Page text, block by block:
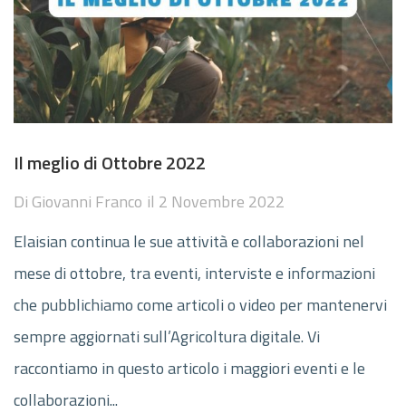
Il meglio di Ottobre 2022
Di Giovanni Franco il 2 Novembre 2022
Elaisian continua le sue attività e collaborazioni nel
mese di ottobre, tra eventi, interviste e informazioni
che pubblichiamo come articoli o video per mantenervi
sempre aggiornati sull’Agricoltura digitale. Vi
raccontiamo in questo articolo i maggiori eventi e le
collaborazioni...